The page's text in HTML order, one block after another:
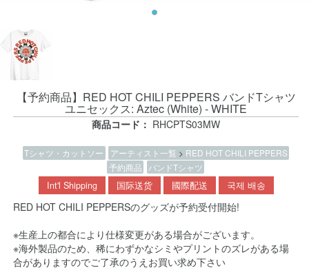
【予約商品】RED HOT CHILI PEPPERS バンドTシャツ
ユニセックス: Aztec (White) - WHITE
商品コード： RHCPTS03MW
Tシャツ・カットソー アーティスト一覧 > RED HOT CHILI PEPPERS
予約商品
バンドTシャツ
Int'l Shipping 国际送货 國際配送 국제 배송
RED HOT CHILI PEPPERSのグッズが予約受付開始!
※生産上の都合により仕様変更がある場合がございます。
※海外製品のため、稀にわずかなシミやプリントのズレがある場
合がありますのでご了承のうえお買い求め下さい